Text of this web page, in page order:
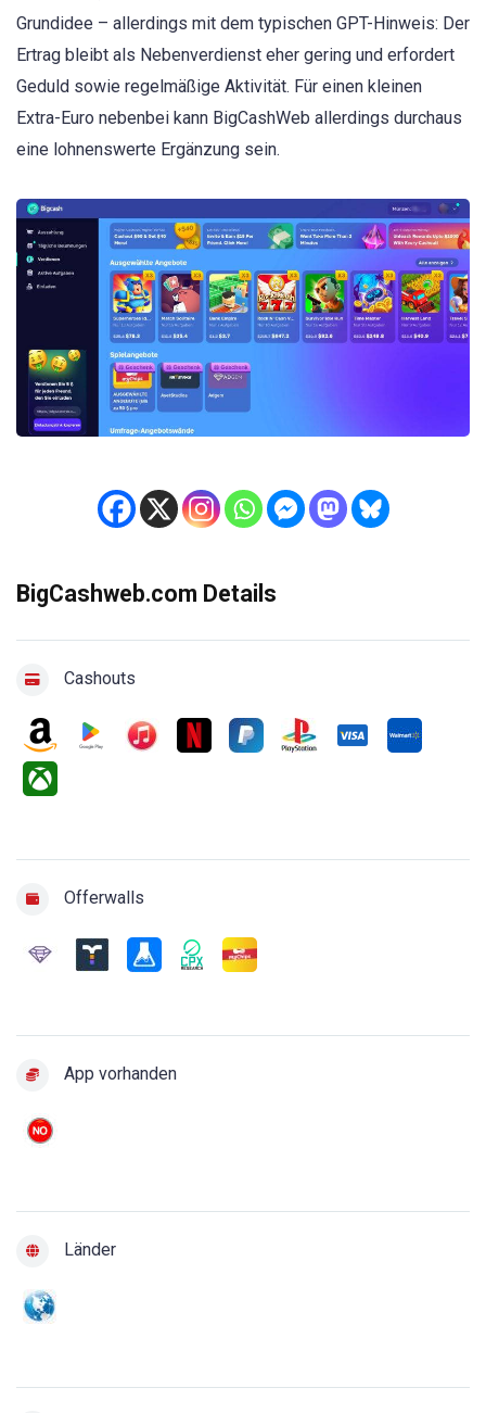
Grundidee – allerdings mit dem typischen GPT-Hinweis: Der
Ertrag bleibt als Nebenverdienst eher gering und erfordert
Geduld sowie regelmäßige Aktivität. Für einen kleinen
Extra-Euro nebenbei kann BigCashWeb allerdings durchaus
eine lohnenswerte Ergänzung sein.
BigCashweb.com Details
Cashouts
Offerwalls
App vorhanden
Länder